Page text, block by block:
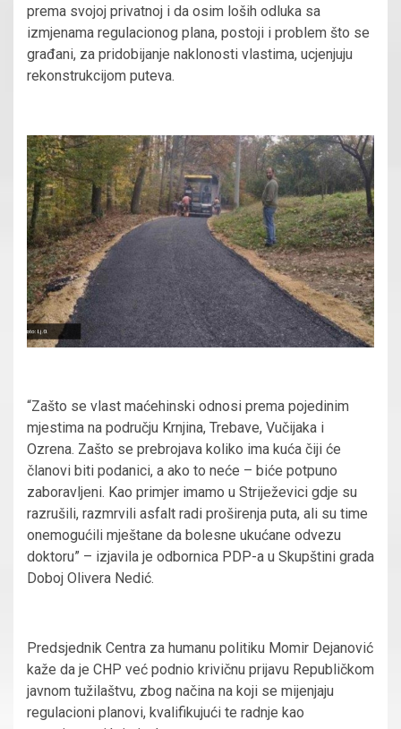
prema svojoj privatnoj i da osim loših odluka sa
izmjenama regulacionog plana, postoji i problem što se
građani, za pridobijanje naklonosti vlastima, ucjenjuju
rekonstrukcijom puteva.
“Zašto se vlast maćehinski odnosi prema pojedinim
mjestima na području Krnjina, Trebave, Vučijaka i
Ozrena. Zašto se prebrojava koliko ima kuća čiji će
članovi biti podanici, a ako to neće – biće potpuno
zaboravljeni. Kao primjer imamo u Striježevici gdje su
razrušili, razmrvili asfalt radi proširenja puta, ali su time
onemogućili mještane da bolesne ukućane odvezu
doktoru” – izjavila je odbornica PDP-a u Skupštini grada
Doboj Olivera Nedić.
Predsjednik Centra za humanu politiku Momir Dejanović
kaže da je CHP već podnio krivičnu prijavu Republičkom
javnom tužilaštvu, zbog načina na koji se mijenjaju
regulacioni planovi, kvalifikujući te radnje kao